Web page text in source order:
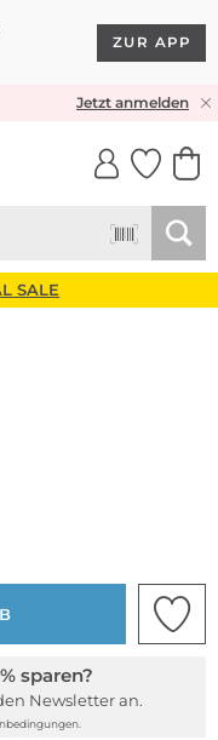
ZUR APP
Jetzt anmelden
SALE
sparen?
Newsletter an.